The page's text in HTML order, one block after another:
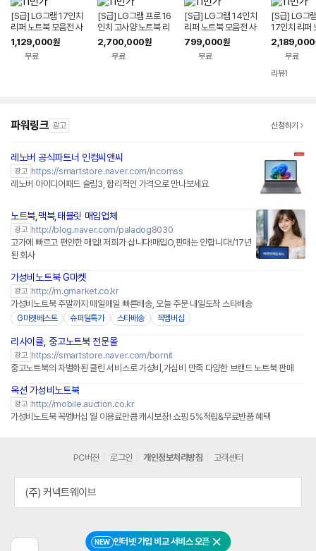
[S급] LG그램 17인치
리퍼 노트북 모음전 사
무용 게이밍 리퍼브 대
학생 랩탑 가성비 업무
1,129,000원
무료
[S급] LG그램 프로 16
인치 고사양 노트북 리
퍼 코어울트라9 2TB
32GB WIN11 144H
z VRR 16Z90TS-G.
2,700,000원
무료
[S급] LG그램 14인치
리퍼 노트북 모음전 사
무용 게이밍 리퍼브 대
학생 랩탑 가성비 업무
799,000원
무료
[S급] LG그
17인치 리퍼
음전 사무용
퍼브 대학생
비 업무용
2,189,000
무료
리뷰1
파워링크 광고 신청하기
레노버 공식파트너 인컴씨앤씨
광고 https://smartstore.naver.com/incomss
레노버 아이디어패드 슬림3, 합리적인 가격으로 만나보세요
노트북,맥북,태블릿 매입업체
광고 http://blog.naver.com/paladog8030
고가에 빠르고 편안한 매입! 저희가 삽니다!매입O,판매는 안합니다!/17년
된 회사
가성비노트북 G마켓
광고 http://m.gmarket.co.kr
가성비노트북 주말까지 매일매일 빠른배송, 오늘 주문 내일도착 스타배송
G마켓베스트 슈퍼딜특가 스타배송 꼭멤버십
리사이클, 중고노트북 전문몰
광고 https://smartstore.naver.com/bornit
중고노트북의 차별화된 클린 서비스로 가성비,가심비 만족 다양한 브랜드 노트북 판매
옥션 가성비노트북
광고 http://mobile.auction.co.kr
가성비노트북 꼭멤버십 월 이용료만큼 캐시보장! 쇼핑 5%적립&무료반품 혜택
NEW 인터넷 가입 비교 서비스 오픈 닫기
PC버전 로그인 개인정보처리방침 고객센터
(주) 커넥트웨이브